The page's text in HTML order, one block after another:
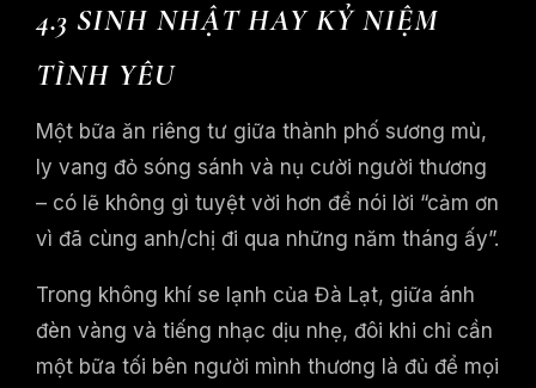
4.3 SINH NHẬT HAY KỶ NIỆM
TÌNH YÊU
Một bữa ăn riêng tư giữa thành phố sương mù,
ly vang đỏ sóng sánh và nụ cười người thương
– có lẽ không gì tuyệt vời hơn để nói lời “cảm ơn
vì đã cùng anh/chị đi qua những năm tháng ấy”.
Trong không khí se lạnh của Đà Lạt, giữa ánh
đèn vàng và tiếng nhạc dịu nhẹ, đôi khi chỉ cần
một bữa tối bên người mình thương là đủ để mọi